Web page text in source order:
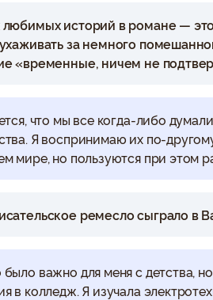
историй в романе —
за немного
«временные, ничем не
что мы все когда-либо
Я воспринимаю их по-
мире, но пользуются при этом
ремесло сыграло в
важно для меня с детства,
в колледж. Я изучала